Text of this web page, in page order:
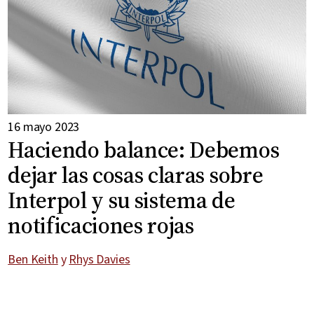
16 mayo 2023
Haciendo balance: Debemos
dejar las cosas claras sobre
Interpol y su sistema de
notificaciones rojas
Ben KeithyRhys Davies